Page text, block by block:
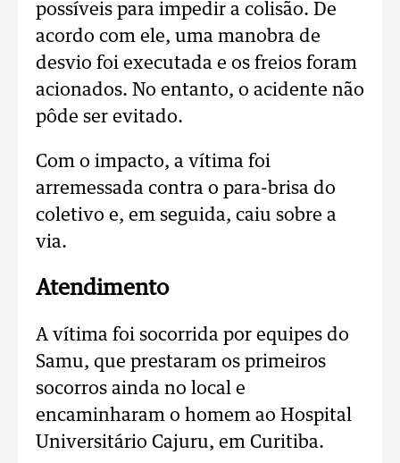
possíveis para impedir a colisão. De
acordo com ele, uma manobra de
desvio foi executada e os freios foram
acionados. No entanto, o acidente não
pôde ser evitado.
Com o impacto, a vítima foi
arremessada contra o para-brisa do
coletivo e, em seguida, caiu sobre a
via.
Atendimento
A vítima foi socorrida por equipes do
Samu, que prestaram os primeiros
socorros ainda no local e
encaminharam o homem ao Hospital
Universitário Cajuru, em Curitiba.